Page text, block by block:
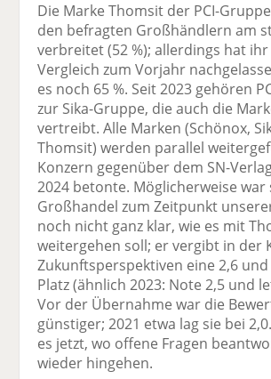
Die Marke Thomsit der PCI-
den befragten Großhändlern am
verbreitet (52 %); allerdings hat
Vergleich zum Vorjahr
es noch 65 %. Seit 2023 gehören
zur Sika-Gruppe, die auch die
vertreibt. Alle Marken (Schönox,
Thomsit) werden parallel
Konzern gegenüber dem SN-
2024 betonte. Möglicherweise war
Großhandel zum Zeitpunkt
noch nicht ganz klar, wie es mit
weitergehen soll; er vergibt in der
Zukunftsperspektiven eine 2,6
Platz (ähnlich 2023: Note 2,5 und
Vor der Übernahme war die
günstiger; 2021 etwa lag sie bei
es jetzt, wo offene Fragen
wieder hingehen.